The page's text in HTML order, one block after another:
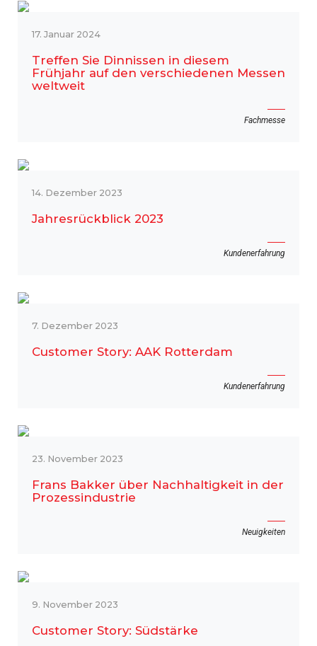
17. Januar 2024
Treffen Sie Dinnissen in diesem
Frühjahr auf den verschiedenen Messen
weltweit
Fachmesse
14. Dezember 2023
Jahresrückblick 2023
Kundenerfahrung
7. Dezember 2023
Customer Story: AAK Rotterdam
Kundenerfahrung
23. November 2023
Frans Bakker über Nachhaltigkeit in der
Prozessindustrie
Neuigkeiten
9. November 2023
Customer Story: Südstärke